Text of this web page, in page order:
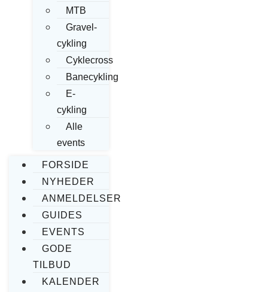
MTB
Gravel-
cykling
Cyklecross
Banecykling
E-
cykling
Alle
events
FORSIDE
NYHEDER
ANMELDELSER
GUIDES
EVENTS
GODE
TILBUD
KALENDER